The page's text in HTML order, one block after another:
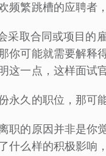
频繁跳槽的应聘者
采取合同或项目的
你可能就需要解
这一点，这样面试
永久的职位，那可
职的原因并非是你
什么样的积极影响